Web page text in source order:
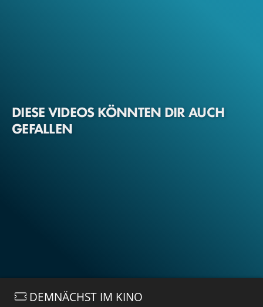
DIESE VIDEOS KÖNNTEN DIR AUCH
GEFALLEN
DEMNÄCHST IM KINO